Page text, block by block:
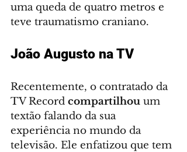
uma queda de quatro metros e
teve traumatismo craniano.
João Augusto na TV
Recentemente, o contratado da
TV Record compartilhou um
textão falando da sua
experiência no mundo da
televisão. Ele enfatizou que tem